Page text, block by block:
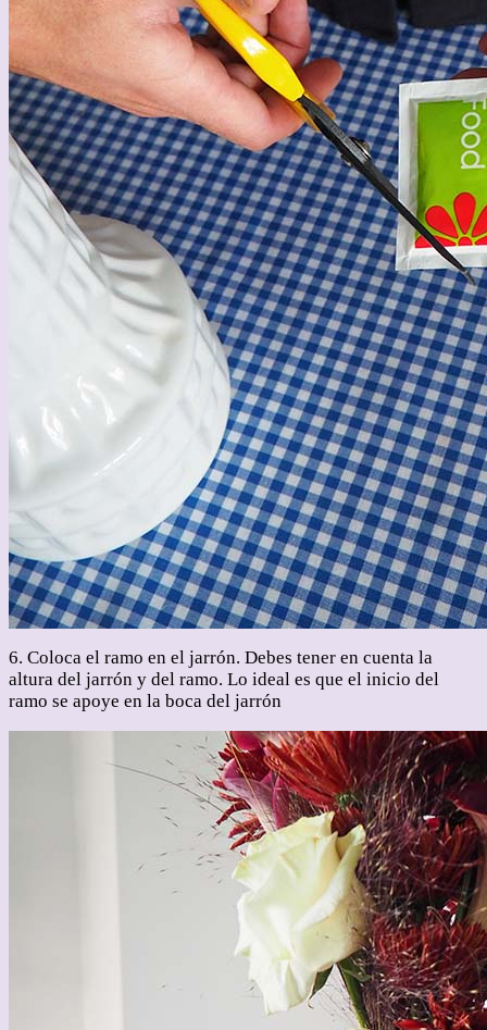
6. Coloca el ramo en el jarrón. Debes tener en cuenta la
altura del jarrón y del ramo. Lo ideal es que el inicio del
ramo se apoye en la boca del jarrón